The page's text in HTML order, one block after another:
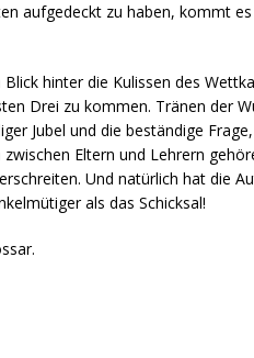
aufgedeckt zu haben, kommt
hinter die Kulissen des
Drei zu kommen. Tränen der
Jubel und die beständige
Eltern und Lehrern
Und natürlich hat die
als das Schicksal!